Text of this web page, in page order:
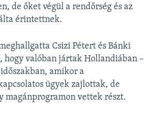
de őket végül a rendőrség és az
érintettnek.
Csizi Pétert és Bánki
hogy valóban jártak Hollandiában –
amikor a
ügyek zajlottak, de
magánprogramon vettek részt.